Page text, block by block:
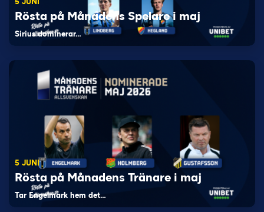
Rösta på Månadens Spelare i maj
Sirius dominerar…
5 JUNI
Rösta på Månadens Tränare i maj
Tar Engelmark hem det…